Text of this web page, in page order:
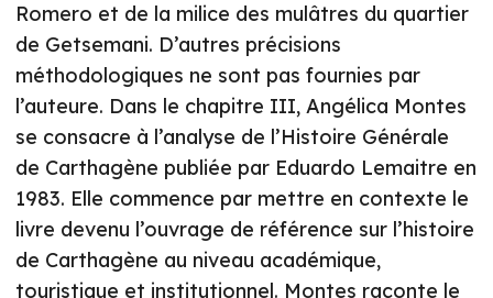
Romero et de la milice des mulâtres du quartier
de Getsemani. D’autres précisions
méthodologiques ne sont pas fournies par
l’auteure. Dans le chapitre III, Angélica Montes
se consacre à l’analyse de l’Histoire Générale
de Carthagène publiée par Eduardo Lemaitre en
1983. Elle commence par mettre en contexte le
livre devenu l’ouvrage de référence sur l’histoire
de Carthagène au niveau académique,
touristique et institutionnel. Montes raconte le